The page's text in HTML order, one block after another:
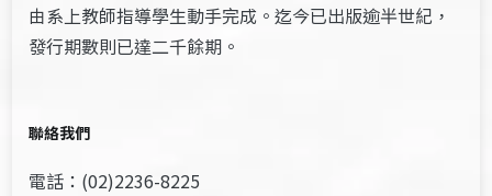
由系上教師指導學生動手完成。迄今已出版逾半世紀，
發行期數則已達二千餘期。
聯絡我們
電話：(02)2236-8225